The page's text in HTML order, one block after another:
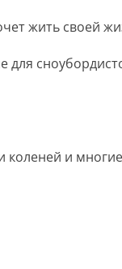
жить своей
и